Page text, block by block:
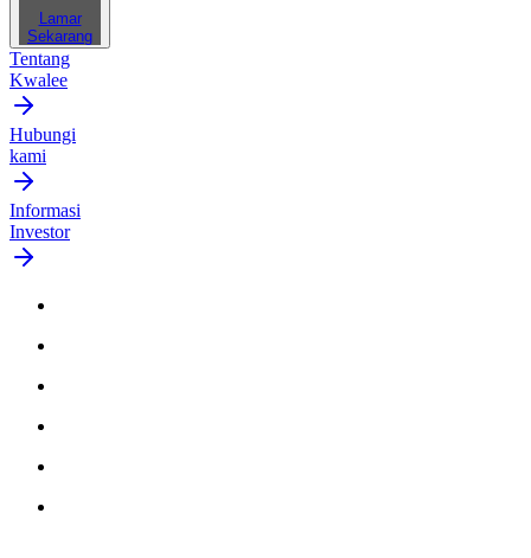
Lamar
Sekarang
Tentang
Kwalee
Hubungi
kami
Informasi
Investor